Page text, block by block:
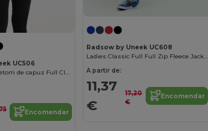
UC506
Crianças de moletom de capuz Full Classic Full com capuz
Encomendar
Radsow by Uneek UC608
Ladies Classic Full Full Zip Fleece Jacket
A partir de:
11,37
€
17,20
€
Encomendar